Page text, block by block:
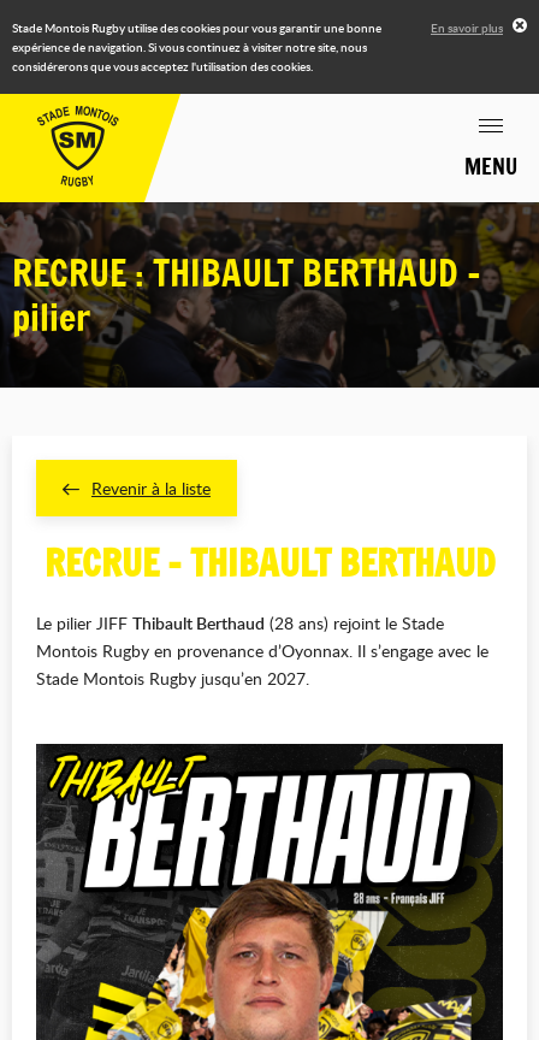
Stade Montois Rugby utilise des cookies pour vous garantir une bonne
expérience de navigation. Si vous continuez à visiter notre site, nous
considérerons que vous acceptez l'utilisation des cookies.
En savoir plus
MENU
RECRUE : THIBAULT BERTHAUD -
pilier
Revenir à la liste
RECRUE - THIBAULT BERTHAUD
Le pilier JIFF Thibault Berthaud (28 ans) rejoint le Stade
Montois Rugby en provenance d’Oyonnax. Il s’engage avec le
Stade Montois Rugby jusqu’en 2027.